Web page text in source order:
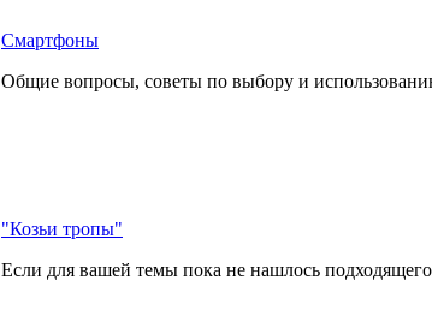
Смартфоны
Общие вопросы, советы по выбору и
"Козьи тропы"
Если для вашей темы пока не нашлось подходящего